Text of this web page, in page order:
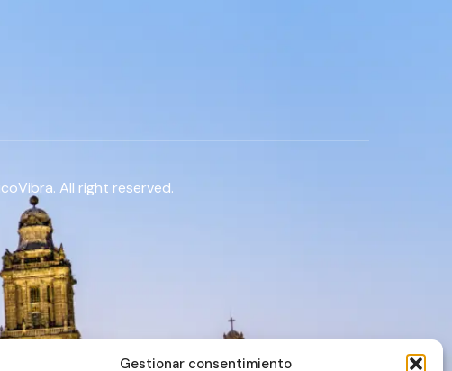
Gestionar consentimiento
All right reserved.